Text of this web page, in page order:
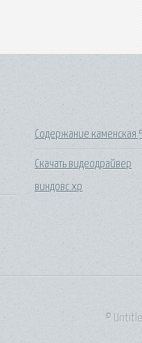
Содержание каменская
Скачать видеодрайвер
виндовс xp
©